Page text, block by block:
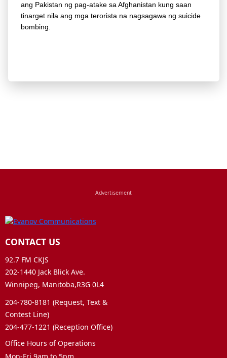
ang Pakistan ng pag-atake sa Afghanistan kung saan
tinarget nila ang mga terorista na nagsagawa ng suicide
bombing.
CONTACT US
92.7 FM CKJS
202-1440 Jack Blick Ave.
Winnipeg, Manitoba,R3G 0L4
204-780-8181 (Request, Text &
Contest Line)
204-477-1221 (Reception Office)
Office Hours of Operations
Mon-Fri 9am to 5pm